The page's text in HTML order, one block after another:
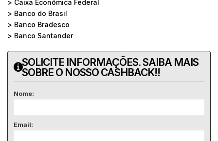
> Caixa Econômica Federal
> Banco do Brasil
> Banco Bradesco
> Banco Santander
SOLICITE INFORMAÇÕES. SAIBA MAIS
SOBRE O NOSSO CASHBACK!!
Nome:
Email: